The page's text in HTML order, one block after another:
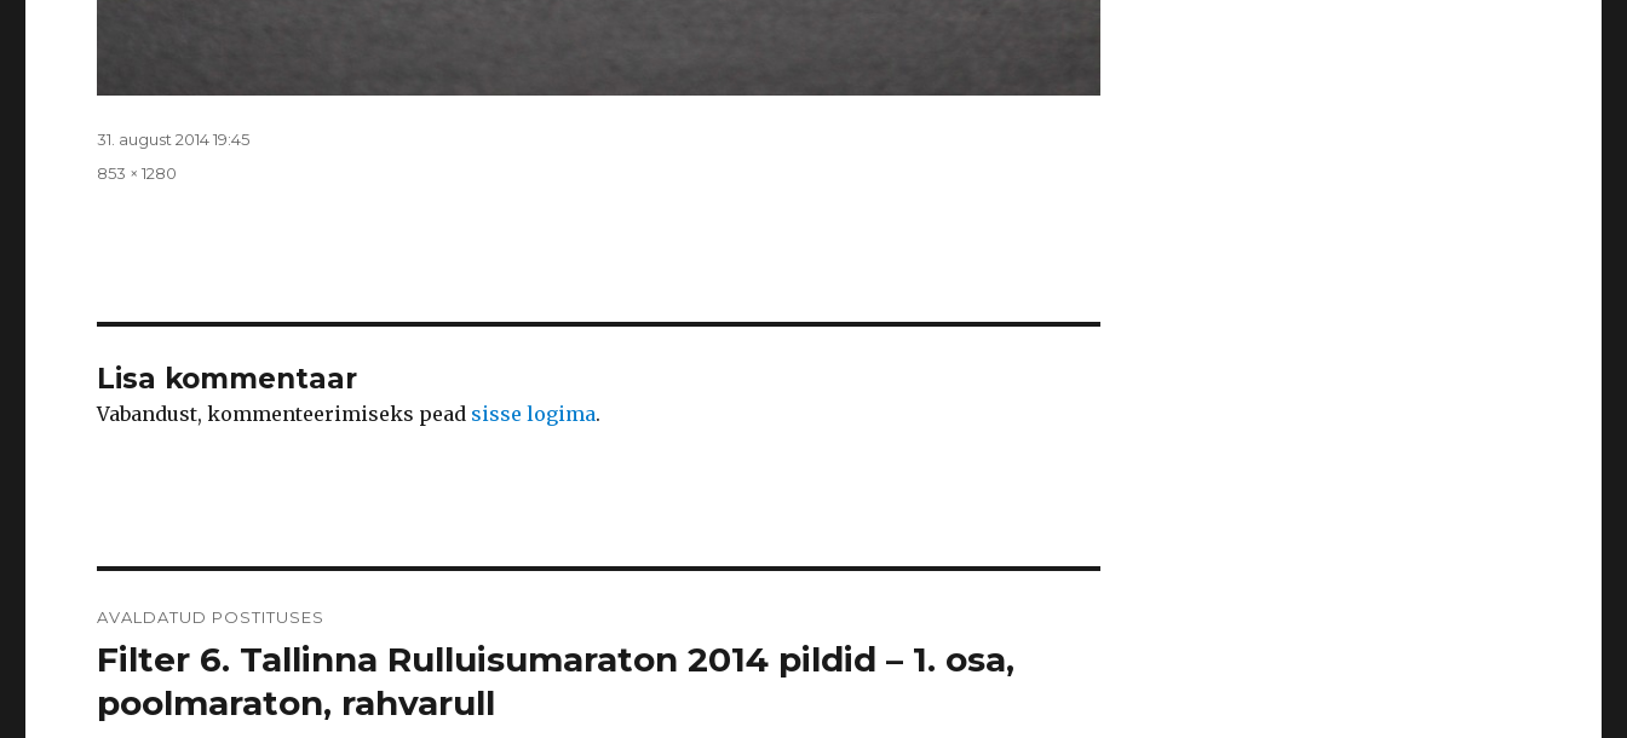
Postitatud
31. august 2014 19:45
Täissuurus
853 × 1280
Lisa kommentaar
Vabandust, kommenteerimiseks pead sisse logima.
AVALDATUD POSTITUSES
Filter 6. Tallinna Rulluisumaraton 2014 pildid – 1. osa,
poolmaraton, rahvarull